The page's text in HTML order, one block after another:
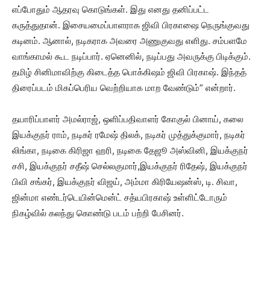
எப்போதும் ஆதரவு கொடுங்கள். இது எனது தனிப்பட்ட
கருத்துதான். இசையமைப்பாளராக ஜிவி பிரகாஷை நெருங்குவது
கடினம். ஆனால், நடிகராக அவரை அணுகுவது எளிது. சம்பளமே
வாங்காமல் கூட நடிப்பார். ஏனெனில், நடிப்பது அவருக்கு பிடிக்கும்.
தமிழ் சினிமாவிற்கு கிடைத்த பொக்கிஷம் ஜிவி பிரகாஷ். இந்தத்
திரைப்படம் மிகப்பெரிய வெற்றியாக மாற வேண்டும்” என்றார்.
தயாரிப்பாளர் அமல்ராஜ், ஒளிப்பதிவாளர் கோகுல் பினாய், கலை
இயக்குநர் ராம், நடிகர் ரமேஷ் திலக், நடிகர் முத்துக்குமார், நடிகர்
லிங்கா, நடிகை கிரிஜா ஹரி, நடிகை தேஜூ அஸ்வினி, இயக்குநர்
சசி, இயக்குநர் சதீஷ் செல்லகுமார்,இயக்குநர் ரிதேஷ், இயக்குநர்
பிவி சங்கர், இயக்குநர் விஜய், அம்மா கிரியேஷன்ஸ், டி. சிவா,
ஜின்மா எண்டர்டெயின்மென்ட் சத்யபிரகாஷ் உள்ளிட்டோரும்
நிகழ்வில் கலந்து கொண்டு படம் பற்றி பேசினர்.